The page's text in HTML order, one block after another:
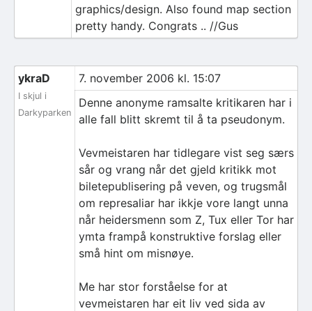
graphics/design. Also found map section
pretty handy. Congrats .. //Gus
ykraD
I skjul i
Darkyparken
7. november 2006 kl. 15:07
Denne anonyme ramsalte kritikaren har i
alle fall blitt skremt til å ta pseudonym.
Vevmeistaren har tidlegare vist seg særs
sår og vrang når det gjeld kritikk mot
biletepublisering på veven, og trugsmål
om represaliar har ikkje vore langt unna
når heidersmenn som Z, Tux eller Tor har
ymta frampå konstruktive forslag eller
små hint om misnøye.
Me har stor forståelse for at
vevmeistaren har eit liv ved sida av